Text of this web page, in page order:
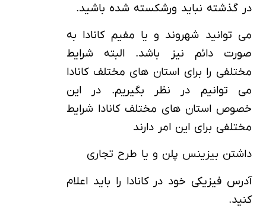
در گذشته نباید ورشکسته شده باشید.
می توانید شهروند و یا مفیم کانادا به
صورت دائم نیز باشد. البته شرایط
مختلفی را برای استان های مختلف کانادا
می توانیم در نظر بگیریم. در این
خصوص استان های مختلف کانادا شرایط
مختلفی برای این امر دارند
داشتن بیزینس پلن و یا طرح تجاری
آدرس فیزیکی خود در کانادا را باید اعلام
کنید.